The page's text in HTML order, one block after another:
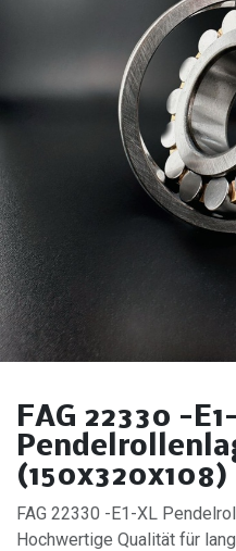
FAG 22330 -
(150x320x108)
FAG 22330 -E1-XL
Hochwertige Qualität für